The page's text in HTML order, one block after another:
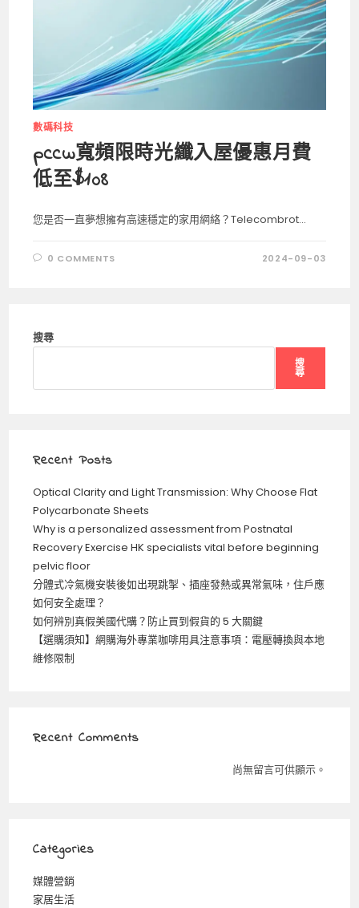
數碼科技
pccw寬頻限時光纖入屋優惠月費
低至$108
您是否一直夢想擁有高速穩定的家用網絡？Telecombrot...
0 COMMENTS 2024-09-03
搜尋
搜
尋
Recent Posts
Optical Clarity and Light Transmission: Why Choose Flat
Polycarbonate Sheets
Why is a personalized assessment from Postnatal
Recovery Exercise HK specialists vital before beginning
pelvic floor
分體式冷氣機安裝後如出現跳掣、插座發熱或異常氣味，住戶應
如何安全處理？
如何辨別真假美國代購？防止買到假貨的 5 大關鍵
【選購須知】網購海外專業咖啡用具注意事項：電壓轉換與本地
維修限制
Recent Comments
尚無留言可供顯示。
Categories
媒體營銷
家居生活